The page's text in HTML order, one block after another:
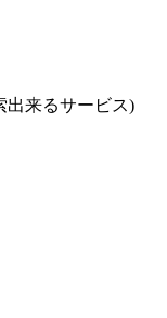
出来るサービス)